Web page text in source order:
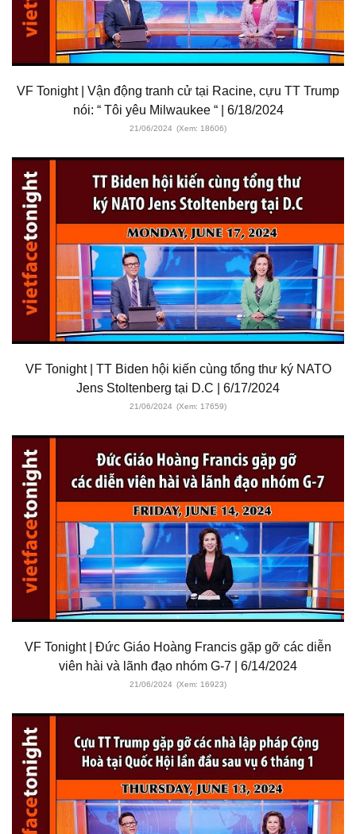
VF Tonight | Vận động tranh cử tại Racine, cựu TT Trump
nói: “ Tôi yêu Milwaukee “ | 6/18/2024
21/06/2024 (Xem: 18606)
VF Tonight | TT Biden hội kiến cùng tổng thư ký NATO
Jens Stoltenberg tại D.C | 6/17/2024
21/06/2024 (Xem: 17659)
VF Tonight | Đức Giáo Hoàng Francis gặp gỡ các diễn
viên hài và lãnh đạo nhóm G-7 | 6/14/2024
21/06/2024 (Xem: 16923)